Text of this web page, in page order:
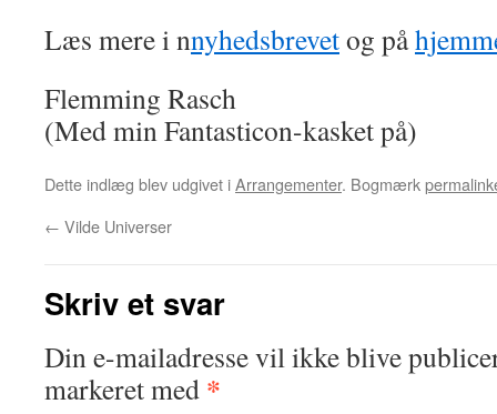
Læs mere i nnyhedsbrevetog på
Flemming Rasch
(Med min Fantasticon-kasket på)
Dette indlæg blev udgivet iArrangementer. Bogmærk
← Vilde Universer
Skriv et svar
Din e-mailadresse vil ikke blive
markeret med *